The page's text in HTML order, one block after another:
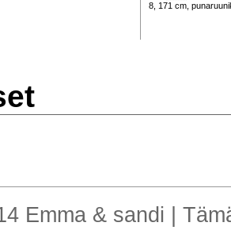
8, 171 cm,
Emma & sandi |